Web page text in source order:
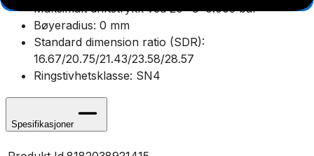
Maksimalt driftstrykk ved 20 °C: 0.005 bar
Bøyeradius: 0 mm
Standard dimension ratio (SDR):
16.67/20.75/21.43/23.58/28.57
Ringstivhetsklasse: SN4
Spesifikasjoner